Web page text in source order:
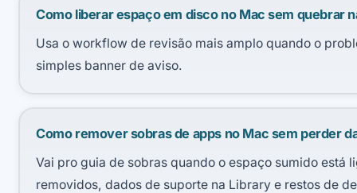
Como liberar espaço em disco no Mac sem quebrar
Usa o workflow de revisão mais amplo quando o
simples banner de aviso.
Como remover sobras de apps no Mac sem perder
Vai pro guia de sobras quando o espaço sumido está
removidos, dados de suporte na Library e restos de